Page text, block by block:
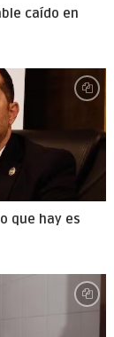
caído en
que hay es